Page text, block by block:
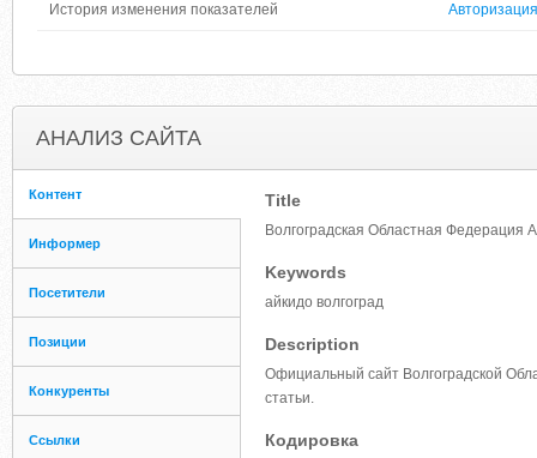
История изменения показателей Авторизация
АНАЛИЗ САЙТА
Контент
Информер
Посетители
Позиции
Конкуренты
Ссылки
Title
Волгоградская Областная Федерация
Keywords
айкидо волгоград
Description
Официальный сайт Волгоградской
статьи.
Кодировка